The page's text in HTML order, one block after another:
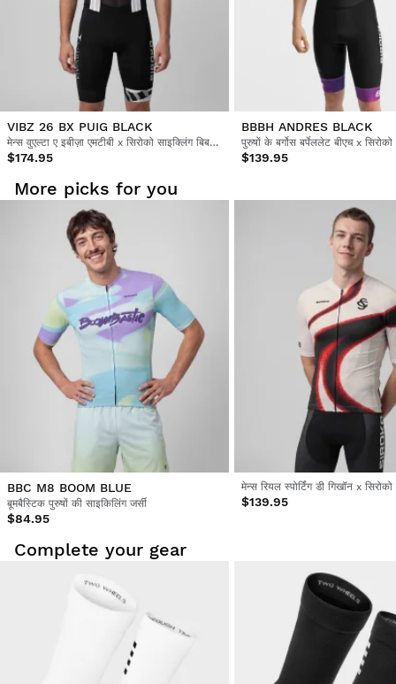
VIBZ 26 BX PUIG BLACK
मेन्स वुएल्टा ए इबीज़ा एमटीबी x सिरोको साइक्लिंग बिब शॉर्ट्स
$174.95
BBBH ANDRES BLACK
$139.95
More picks for you
BBC M8 BOOM BLUE
बूमबैस्टिक पुरुषों की साइकिलिंग जर्सी
$84.95
$139.95
Complete your gear